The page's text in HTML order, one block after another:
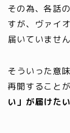
その為、各話
すが、ヴァイ
届いていませ
そういった意
再開することが
い」が届けた